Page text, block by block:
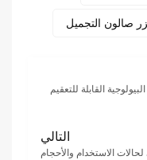
صالون التجميل
القابلة للتعقيم
التالي
الاستخدام والأحجام